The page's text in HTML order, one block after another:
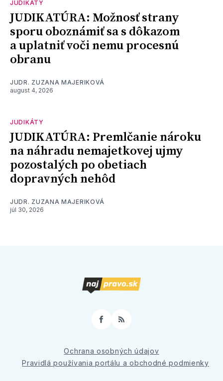
JUDIKÁTY
JUDIKATÚRA: Možnosť strany
sporu oboznámiť sa s dôkazom
a uplatniť voči nemu procesnú
obranu
JUDR. ZUZANA MAJERIKOVÁ
august 4, 2026
JUDIKÁTY
JUDIKATÚRA: Premlčanie nároku
na náhradu nemajetkovej ujmy
pozostalých po obetiach
dopravných nehôd
JUDR. ZUZANA MAJERIKOVÁ
júl 30, 2026
Facebook
RSS
Ochrana osobných údajov
Pravidlá používania portálu a obchodné podmienky